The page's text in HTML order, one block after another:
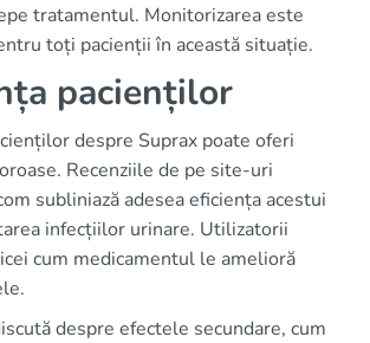
tratamentul. Monitorizarea este
toți pacienții în această situație.
pacienților
despre Suprax poate oferi
Recenziile de pe site-uri
subliniază adesea eficiența acestui
infecțiilor urinare. Utilizatorii
cum medicamentul le amelioră
despre efectele secundare, cum